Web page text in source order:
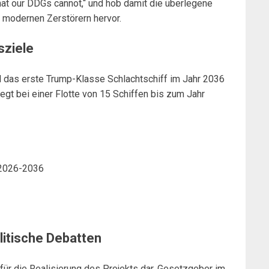
our DDGs cannot,“ und hob damit die überlegene
Zerstörern hervor.
erste Trump-Klasse Schlachtschiff im Jahr 2036
bei einer Flotte von 15 Schiffen bis zum Jahr
2036
Debatten